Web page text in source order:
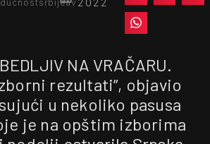
2022
NA VRAČARU.
rezultati”, objavio
u nekoliko pasusa
je na opštim izborima